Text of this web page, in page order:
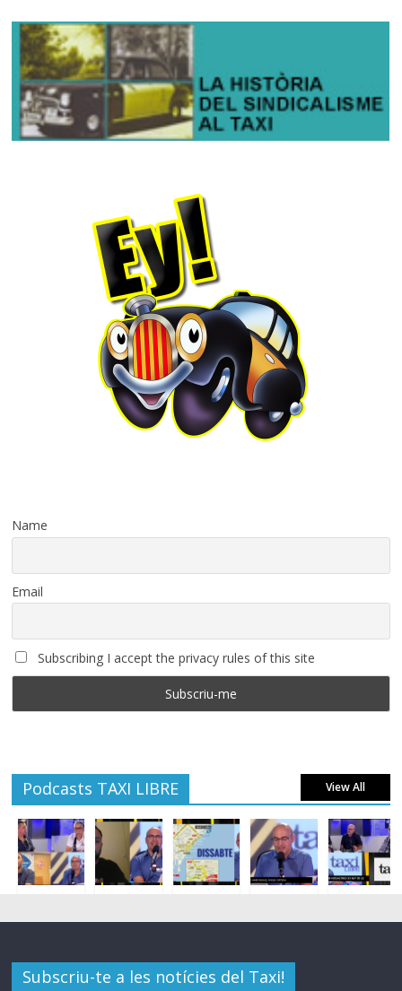
Name
Email
Subscribing I accept the privacy rules of this site
Podcasts TAXI LIBRE View All
Subscriu-te a les notícies del Taxi!